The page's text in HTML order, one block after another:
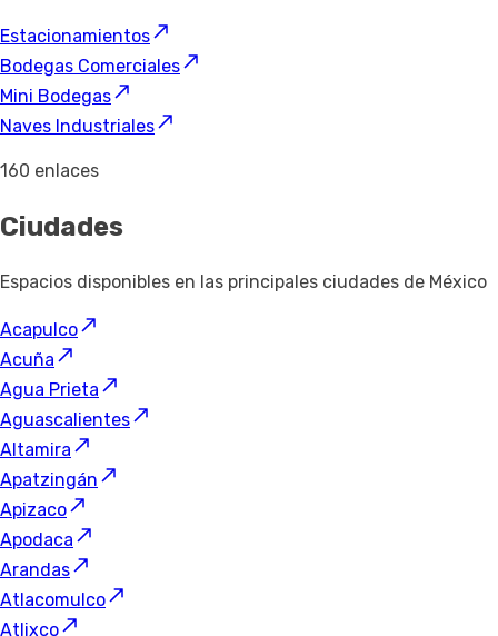
Estacionamientos
Bodegas Comerciales
Mini Bodegas
Naves Industriales
160 enlaces
Ciudades
Espacios disponibles en las principales ciudades de México
Acapulco
Acuña
Agua Prieta
Aguascalientes
Altamira
Apatzingán
Apizaco
Apodaca
Arandas
Atlacomulco
Atlixco